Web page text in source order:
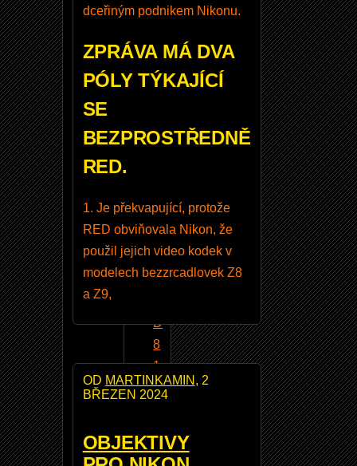
dceřiným podnikem Nikonu.
ZPRÁVA MÁ DVA
PÓLY TÝKAJÍCÍ
SE
BEZPROSTŘEDNĚ
RED.
1. Je překvapující, protože
RED obviňovala Nikon, že
použil jejich video kodek v
modelech bezzrcadlovek Z8
a Z9,
OD MARTINKAMIN , 2
BŘEZEN 2024
OBJEKTIVY
n
A
e
N
i
k
o
D
8
1
0
k